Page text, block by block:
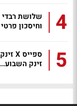
4
שלושת רבדי
וחיסכון פרטי
5
זינק השבוע...